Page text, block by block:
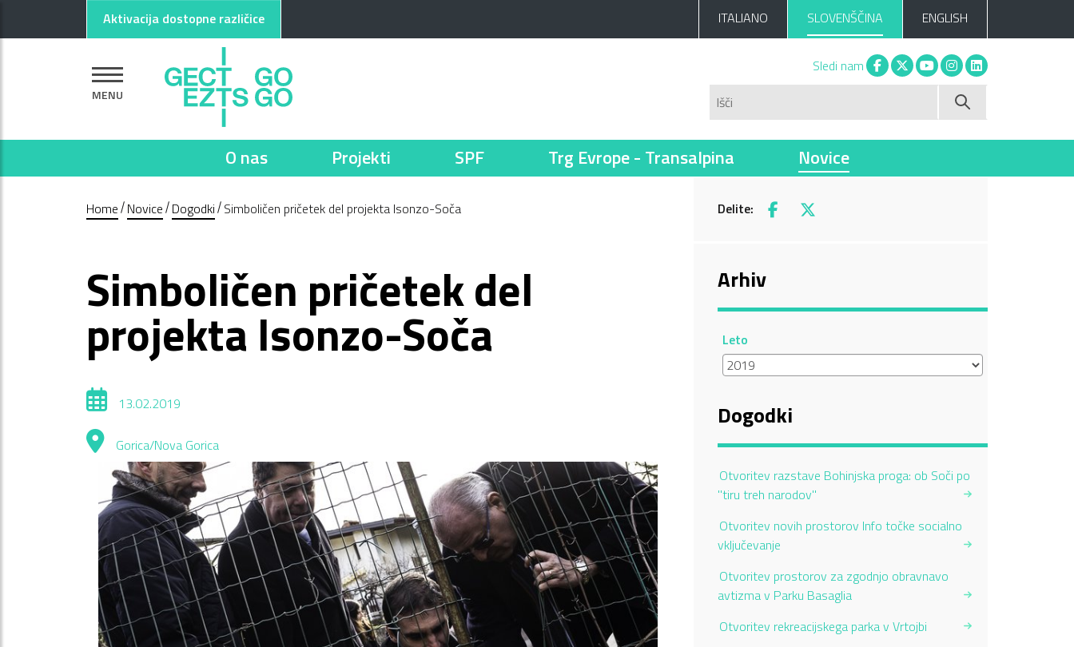
Aktivacija dostopne različice ITALIANO SLOVENŠČINA ENGLISH
MENU
Sledi nam Facebook
X You tubeInstagram
Linkedin
O nas Projekti SPF Trg Evrope - Transalpina Novice
Home Novice Dogodki Simboličen pričetek del projekta Isonzo-Soča Delite: Facebook
X
Simboličen pričetek del
projekta Isonzo-Soča
13.02.2019
Gorica/Nova Gorica
Arhiv
Leto
Dogodki
Otvoritev razstave Bohinjska proga: ob Soči po
"tiru treh narodov"
Otvoritev novih prostorov Info točke socialno
vključevanje
Otvoritev prostorov za zgodnjo obravnavo
avtizma v Parku Basaglia
Otvoritev rekreacijskega parka v Vrtojbi